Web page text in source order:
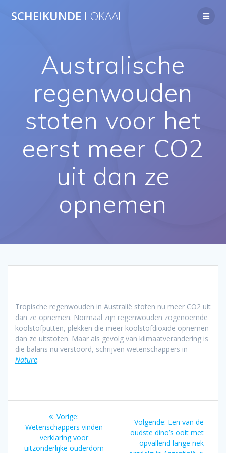
naar
SCHEIKUNDE LOKAAL
Australische
regenwouden
stoten voor het
eerst meer CO2
uit dan ze
opnemen
Tropische regenwouden in Australië stoten nu meer CO2 uit
dan ze opnemen. Normaal zijn regenwouden zogenoemde
koolstofputten, plekken die meer koolstofdioxide opnemen
dan ze uitstoten. Maar als gevolg van klimaatverandering is
die balans nu verstoord, schrijven wetenschappers in
Nature.
Bericht
navigatie
Vorige:
bericht:
Wetenschappers vinden
verklaring voor
uitzonderlijke ouderdom
Volgende: Volgend
bericht:
Een van de
oudste dino’s ooit met
opvallend lange nek